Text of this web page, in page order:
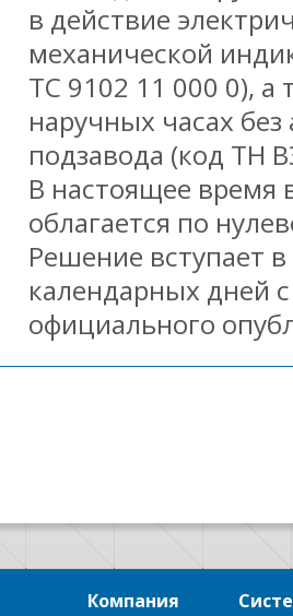
в действие
механической
ТС 9102 11 000 0), а
наручных часах
подзавода (код ТН
В настоящее время
облагается по
Решение вступает в
календарных дней
официального
Компания